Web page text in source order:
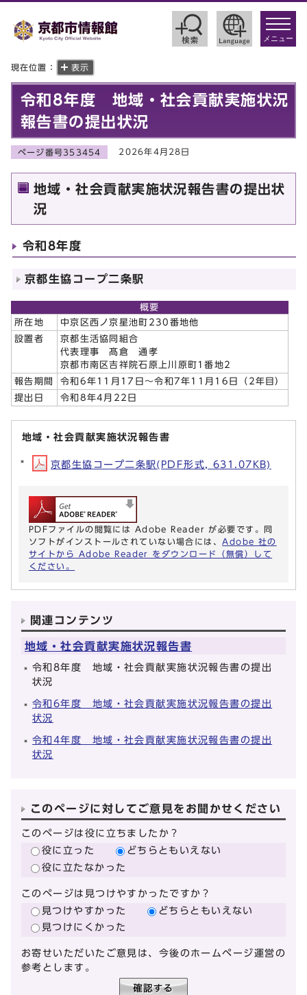
toggle
メニュー
現在位置： 表示
令和8年度 地域・社会貢献実施状況
報告書の提出状況
ページ番号353454 2026年4月28日
地域・社会貢献実施状況報告書の提出状
況
令和8年度
京都生協コープ二条駅
概要
所在地
中京区西ノ京星池町230番地他
設置者
京都生活協同組合
代表理事 髙倉 通孝
京都市南区吉祥院石原上川原町1番地2
報告期間
令和6年11月17日～令和7年11月16日（2年目）
提出日
令和8年4月22日
地域・社会貢献実施状況報告書
京都生協コープ二条駅(PDF形式, 631.07KB)
PDFファイルの閲覧には Adobe Reader が必要です。同
ソフトがインストールされていない場合には、 Adobe 社の
サイトから Adobe Reader をダウンロード（無償）して
ください。
関連コンテンツ
地域・社会貢献実施状況報告書
令和8年度 地域・社会貢献実施状況報告書の提出
状況
令和6年度 地域・社会貢献実施状況報告書の提出
状況
令和4年度 地域・社会貢献実施状況報告書の提出
状況
このページに対してご意見をお聞かせください
このページは役に立ちましたか？
役に立った
どちらともいえない
役に立たなかった
このページは見つけやすかったですか？
見つけやすかった
どちらともいえない
見つけにくかった
お寄せいただいたご意見は、今後のホームページ運営の
参考とします。